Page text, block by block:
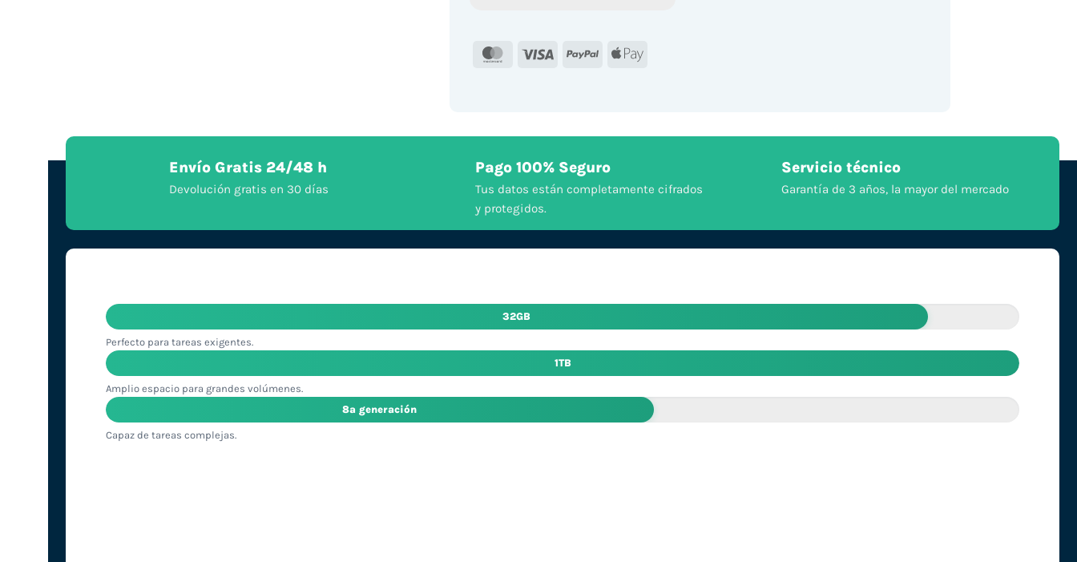
MasterCard
Visa PayPal Apple
Envío Gratis 24/48 h
Devolución gratis en 30 días
Pago 100% Seguro
Tus datos están completamente cifrados
y protegidos.
Servicio técnico
Garantía de 3 años, la mayor del mercado
32GB
Perfecto para tareas exigentes.
1TB
Amplio espacio para grandes volúmenes.
8ª generación
Capaz de tareas complejas.